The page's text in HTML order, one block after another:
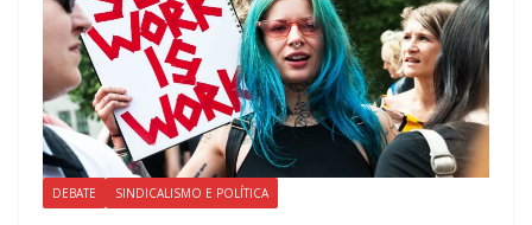
DEBATE SINDICALISMO E POLÍTICA